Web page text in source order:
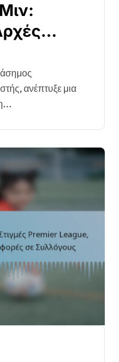
ανέπτυξε μια